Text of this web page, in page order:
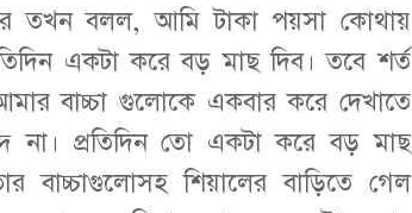
তখন বলল, আমি টাকা পয়সা কোথায়
একটা করে বড় মাছ দিব। তবে শর্ত
বাচ্চা গুলোকে একবার করে দেখাতে
না। প্রতিদিন তো একটা করে বড় মাছ
বাচ্চাগুলোসহ শিয়ালের বাড়িতে গেল